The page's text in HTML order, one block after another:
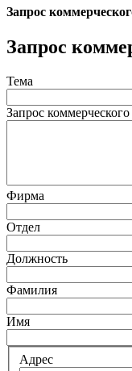
Запрос
Запрос
Тема
Запрос
Фирма
Отдел
Должность
Фамилия
Имя
Адрес